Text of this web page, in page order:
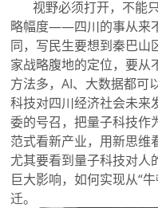
视野必须打开，不能
略幅度——四川的事从来
同，写民生要想到秦巴山
家战略腹地的定位，要从
方法多，AI、大数据都可
科技对四川经济社会未来
委的号召，把量子科技
范式看新产业，用新思维
尤其要看到量子科技对人
巨大影响，如何实现从“
迁。